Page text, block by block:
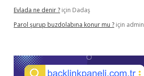
Evlada ne denir ? için Dadaş
Parol şurup buzdolabına konur mu ? için admin